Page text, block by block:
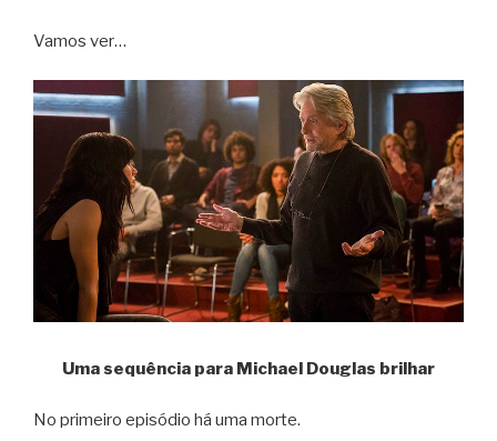
Vamos ver…
Uma sequência para Michael Douglas brilhar
No primeiro episódio há uma morte.